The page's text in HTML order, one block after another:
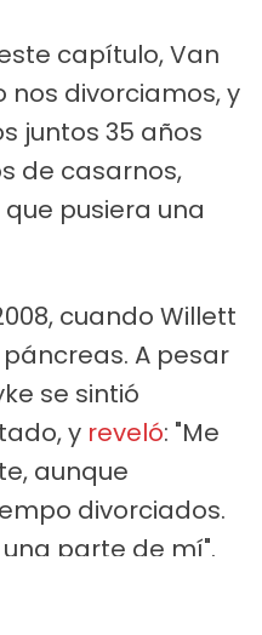
capítulo, Van
nos divorciamos, y
juntos 35 años
de casarnos,
pusiera una
cuando Willett
A pesar
se sintió
y reveló: "Me
aunque
divorciados.
parte de mí".